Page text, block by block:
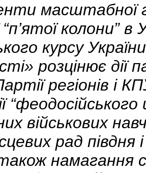
масштабної
“п’ятої колони”
курсу України
розцінює дії
регіонів
військових
рад півдня
намагання